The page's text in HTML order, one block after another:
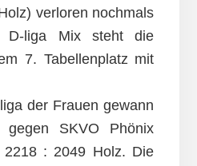
verloren nochmals
liga Mix steht die
7. Tabellenplatz mit
der Frauen gewann
SKVO Phönix
2218 : 2049 Holz. Die